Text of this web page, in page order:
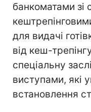
банкоматами зі
для видачі
від кеш-
спеціальну
виступами, які
встановлення